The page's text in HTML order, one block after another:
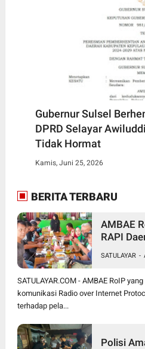
Gubernur Sulsel
DPRD Selayar
Tidak Hormat
Kamis, Juni 25, 2026
BERITA TERBARU
AMBAE
RAPI
SATULAYAR -
SATULAYAR.COM - AMBAE RoIP
komunikasi Radio over Internet
terhadap pela...
Polisi